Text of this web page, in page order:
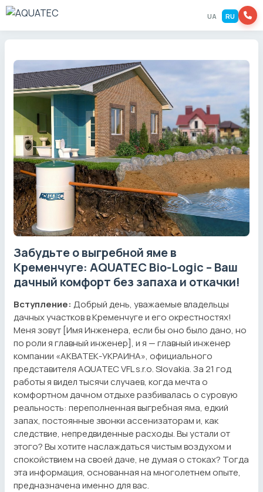
UA RU
Забудьте о выгребной яме в
Кременчуге: AQUATEC Bio-Logic – Ваш
дачный комфорт без запаха и откачки!
Вступление: Добрый день, уважаемые владельцы
дачных участков в Кременчуге и его окрестностях!
Меня зовут [Имя Инженера, если бы оно было дано, но
по роли я главный инженер], и я — главный инженер
компании «АКВАТЕК-УКРАИНА», официального
представителя AQUATEC VFL s.r.o. Slovakia. За 21 год
работы я видел тысячи случаев, когда мечта о
комфортном дачном отдыхе разбивалась о суровую
реальность: переполненная выгребная яма, едкий
запах, постоянные звонки ассенизаторам и, как
следствие, непредвиденные расходы. Вы устали от
этого? Вы хотите наслаждаться чистым воздухом и
спокойствием на своей даче, не думая о стоках? Тогда
эта информация, основанная на многолетнем опыте,
предназначена именно для вас.